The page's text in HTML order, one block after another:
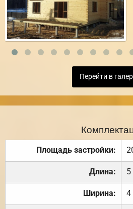
Перейти в
Площадь застройки:
Длина:
Ширина: 4